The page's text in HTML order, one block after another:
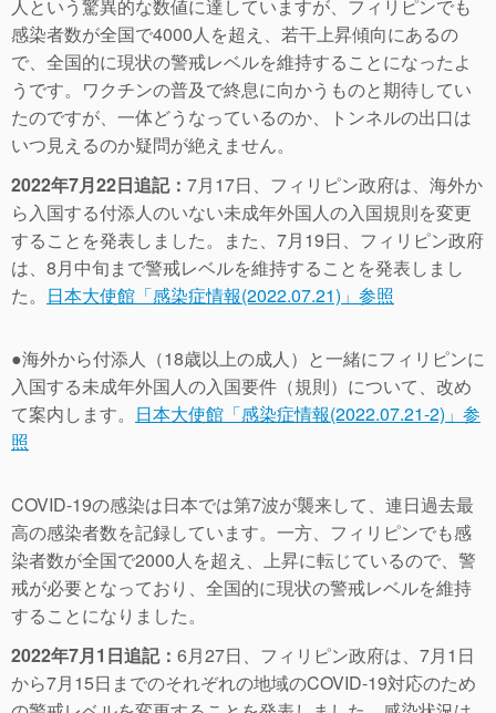
人という驚異的な数値に達していますが、フィリピンでも
感染者数が全国で4000人を超え、若干上昇傾向にあるの
で、全国的に現状の警戒レベルを維持することになったよ
うです。ワクチンの普及で終息に向かうものと期待してい
たのですが、一体どうなっているのか、トンネルの出口は
いつ見えるのか疑問が絶えません。
2022年7月22日追記： 7月17日、フィリピン政府は、海外か
ら入国する付添人のいない未成年外国人の入国規則を変更
することを発表しました。また、7月19日、フィリピン政府
は、8月中旬まで警戒レベルを維持することを発表しまし
た。 日本大使館「感染症情報(2022.07.21)」参照
●海外から付添人（18歳以上の成人）と一緒にフィリピンに
入国する未成年外国人の入国要件（規則）について、改め
て案内します。 日本大使館「感染症情報(2022.07.21-2)」参
照
COVID-19の感染は日本では第7波が襲来して、連日過去最
高の感染者数を記録しています。一方、フィリピンでも感
染者数が全国で2000人を超え、上昇に転じているので、警
戒が必要となっており、全国的に現状の警戒レベルを維持
することになりました。
2022年7月1日追記： 6月27日、フィリピン政府は、7月1日
から7月15日までのそれぞれの地域のCOVID-19対応のため